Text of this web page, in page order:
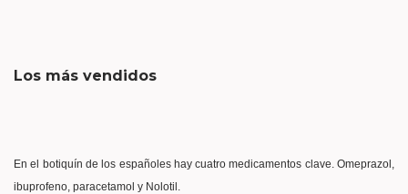
Los más vendidos
En el botiquín de los españoles hay cuatro medicamentos clave. Omeprazol,
ibuprofeno, paracetamol y Nolotil.